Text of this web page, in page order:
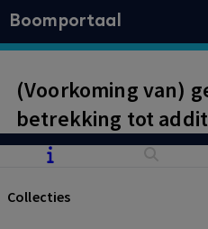
Boomportaal
(Voorkoming van)
betrekking tot
financiering van
Collecties